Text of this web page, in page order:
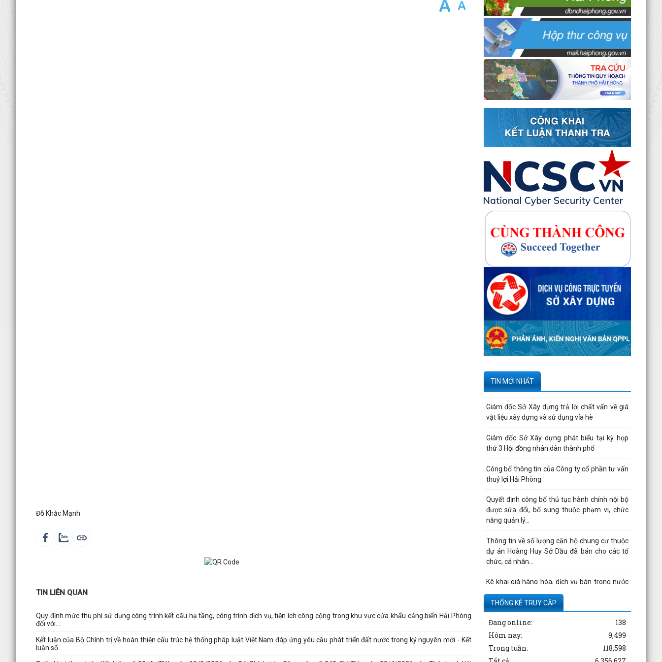
Đỗ Khắc Mạnh
TIN LIÊN QUAN
Quy định mức thu phí sử dụng công trình kết cấu hạ tầng, công trình dịch vụ, tiện ích công cộng trong khu vực cửa khẩu cảng biển Hải Phòng
đối với...
Kết luận của Bộ Chính trị về hoàn thiện cấu trúc hệ thống pháp luật Việt Nam đáp ứng yêu cầu phát triển đất nước trong kỷ nguyên mới - Kết
luận số...
TIN MỚI NHẤT
Kê khai giá hàng hóa, dịch vụ bán trong nước
hoặc xuất khẩu của Công ty TNHH ống thép
Tạm thời chưa trả kết quả cấp chứng chỉ hành
nghề hoạt động xây dựng do vướng mắc hệ
thống - Thông...
Quyết định công bố danh mục thủ tục hành
chính được sửa đổi, bổ sung, bị bãi bỏ thuộc
phạm vi chức...
266 trường hợp được kiểm tra thông tin đăng
ký mua, thuê nhà ở xã hội tại Tràng Cát đợt 12
- Văn...
cấp chứng chỉ hành nghề môi giới bất động
sản đợt 1 năm...
Giám đốc Sở Xây dựng trả lời chất vấn về giá
vật liệu xây dựng và sử dụng vỉa hè
Giám đốc Sở Xây dựng phát biểu tại kỳ họp
thứ 3 Hội đồng nhân dân thành phố
Công bố thông tin của Công ty cổ phần tư vấn
thuỷ lợi Hải Phòng
Quyết định công bố thủ tục hành chính nội bộ
được sửa đổi, bổ sung thuộc phạm vi, chức
năng quản lý...
Thông tin về số lượng căn hộ chung cư thuộc
dự án Hoàng Huy Sở Dầu đã bán cho các tổ
chức, cá nhân...
Kê khai giá hàng hóa, dịch vụ bán trong nước
hoặc xuất khẩu của Công ty TNHH ống thép
190 - Văn bản...
Thông báo hạn chế giao thông đường thủy
trên sông Thái Bình phục vụ trục vớt phương
tiện bị chìm -...
THỐNG KÊ TRUY CẬP
Đang online:
138
Hôm nay:
9,499
Trong tuần:
118,598